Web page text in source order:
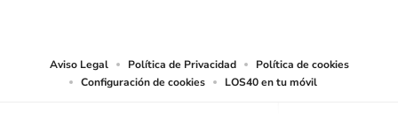
Aviso Legal Política de Privacidad
Política de cookies
Configuración de cookies
LOS40 en tu móvil